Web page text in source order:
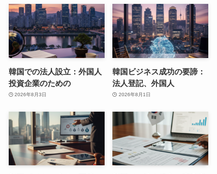
韓国での法人設立：外国人
投資企業のための
2026年8月3日
韓国ビジネス成功の要諦：
法人登記、外国人
2026年8月1日